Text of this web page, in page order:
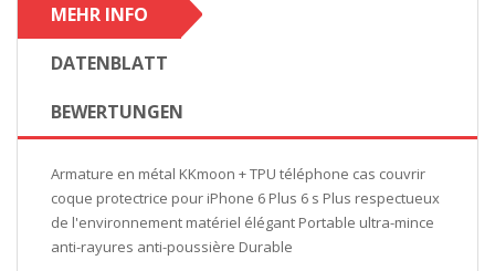
MEHR INFO
DATENBLATT
BEWERTUNGEN
Armature en métal KKmoon + TPU téléphone cas couvrir
coque protectrice pour iPhone 6 Plus 6 s Plus respectueux
de l'environnement matériel élégant Portable ultra-mince
anti-rayures anti-poussière Durable